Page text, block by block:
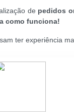
de pedidos
como funciona!
ter experiência